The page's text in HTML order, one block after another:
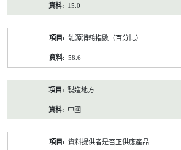
15.0
能源消耗指數（百分比）
58.6
製造地方
中國
資料提供者是否正供應產品